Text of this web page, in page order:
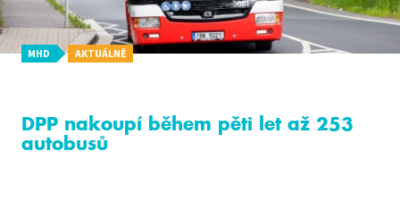
MHD AKTUÁLNĚ
DPP nakoupí během pěti let až 253
autobusů